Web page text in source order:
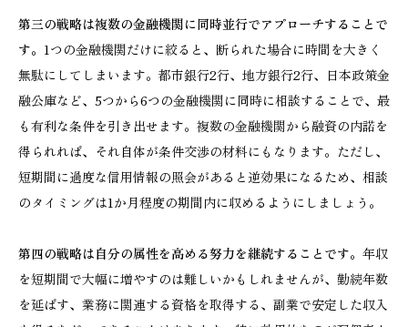
第三の戦略は複数の金融機関に同時並行でアプローチすることで
す。 1つの金融機関だけに絞ると、断られた場合に時間を大きく
無駄にしてしまいます。都市銀行2行、地方銀行2行、日本政策金
融公庫など、5つから6つの金融機関に同時に相談することで、最
も有利な条件を引き出せます。複数の金融機関から融資の内諾を
得られれば、それ自体が条件交渉の材料にもなります。ただし、
短期間に過度な信用情報の照会があると逆効果になるため、相談
のタイミングは1か月程度の期間内に収めるようにしましょう。
第四の戦略は自分の属性を高める努力を継続することです。 年収
を短期間で大幅に増やすのは難しいかもしれませんが、勤続年数
を延ばす、業務に関連する資格を取得する、副業で安定した収入